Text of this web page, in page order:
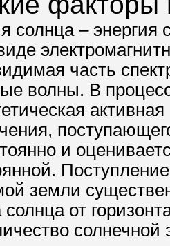
солнца – энергия
часть
волны. В
и
земли
от
солнечной